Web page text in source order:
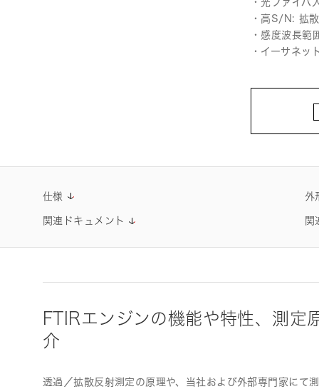
・高S/N: 拡
・感度波長
・イーサネッ
仕様 外
関連ドキュメント 関
FTIRエンジンの機能や特性、測定
介
透過／拡散反射測定の原理や、当社および外部専門家にて